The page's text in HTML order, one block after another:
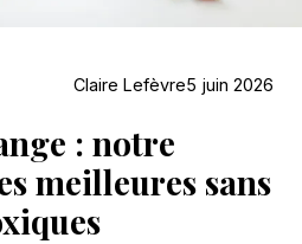
Claire Lefèvre5 juin 2026
: notre
meilleures sans